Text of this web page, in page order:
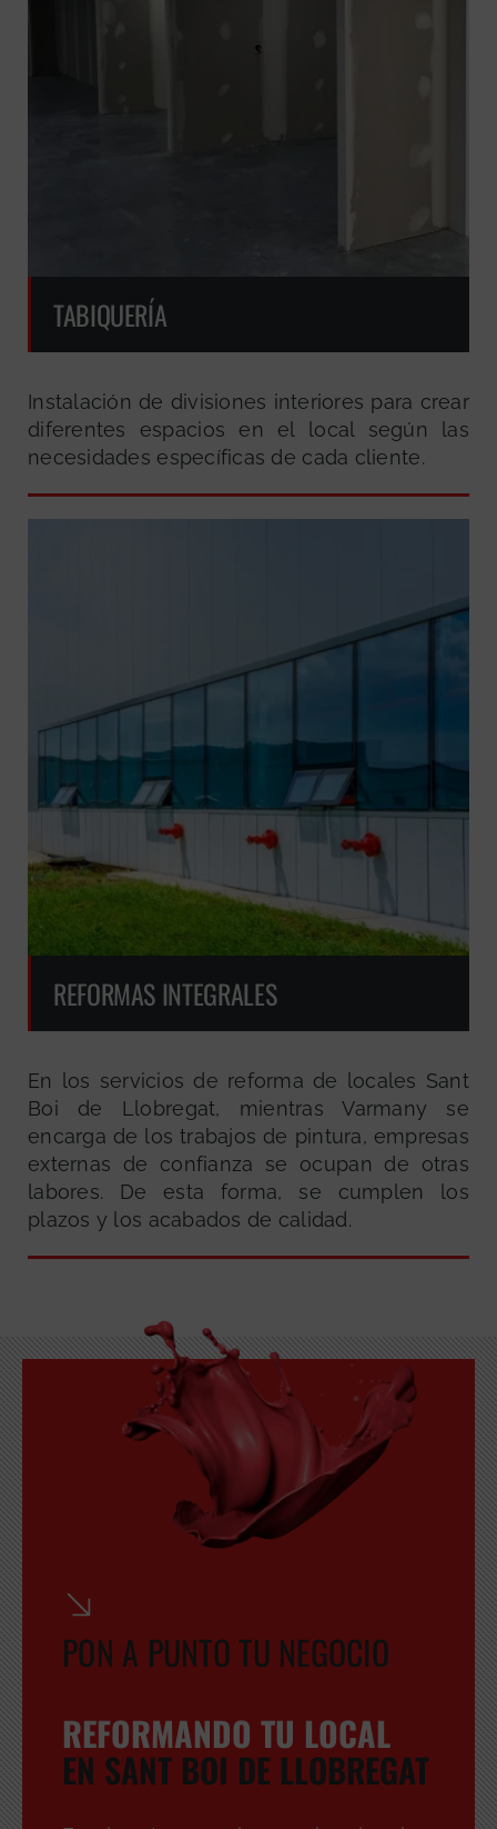
TABIQUERÍA
Instalación de divisiones interiores para crear
diferentes espacios en el local según las
necesidades específicas de cada cliente.
REFORMAS INTEGRALES
En los servicios de reforma de locales Sant
Boi de Llobregat, mientras Varmany se
encarga de los trabajos de pintura, empresas
externas de confianza se ocupan de otras
labores. De esta forma, se cumplen los
plazos y los acabados de calidad.
PON A PUNTO TU NEGOCIO
REFORMANDO TU LOCAL
EN SANT BOI DE LLOBREGAT